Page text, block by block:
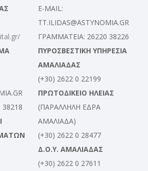
E-MAIL:
TT.ILIDAS@ASTYNOMIA.GR
ΓΡΑΜΜΑΤΕΙΑ: 26220 38226
ΠΥΡΟΣΒΕΣΤΙΚΗ ΥΠΗΡΕΣΙΑ
ΑΜΑΛΙΑΔΑΣ
(+30) 2622 0 22199
ΠΡΩΤΟΔΙΚΕΙΟ ΗΛΕΙΑΣ
(ΠΑΡΑΛΛΗΛΗ ΕΔΡΑ
ΑΜΑΛΙΑΔΑ)
(+30) 2622 0 28477
Δ.Ο.Υ. ΑΜΑΛΙΑΔΑΣ
(+30) 2622 0 27611